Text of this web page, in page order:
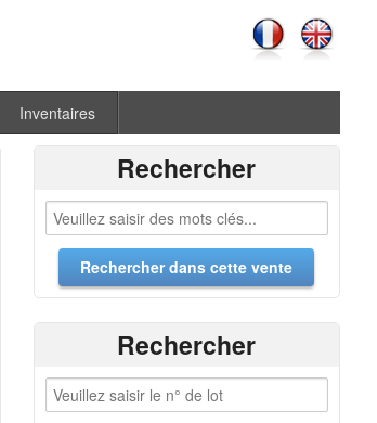
Inventaires
Rechercher
Rechercher